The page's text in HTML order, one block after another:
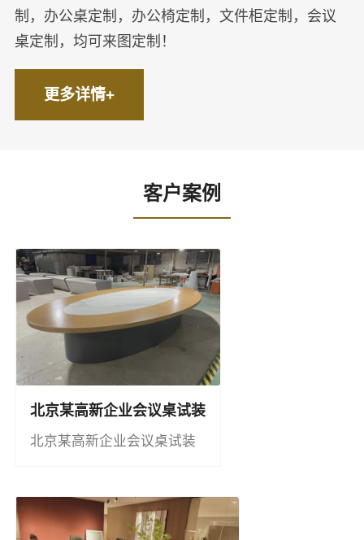
制，办公桌定制，办公椅定制，文件柜定制，会议
桌定制，均可来图定制！
更多详情+
客户案例
北京某高新企业会议桌试装
北京某高新企业会议桌试装